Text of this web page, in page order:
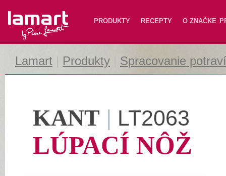
Lamart PRODUKTY RECEPTY O ZNAČKE
Lamart Produkty Spracovanie
KANT | LT2063
LÚPACÍ NÔŽ